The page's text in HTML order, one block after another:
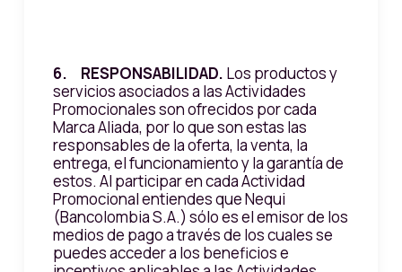
6. RESPONSABILIDAD. Los productos y
servicios asociados a las Actividades
Promocionales son ofrecidos por cada
Marca Aliada, por lo que son estas las
responsables de la oferta, la venta, la
entrega, el funcionamiento y la garantía de
estos. Al participar en cada Actividad
Promocional entiendes que Nequi
(Bancolombia S.A.) sólo es el emisor de los
medios de pago a través de los cuales se
puedes acceder a los beneficios e